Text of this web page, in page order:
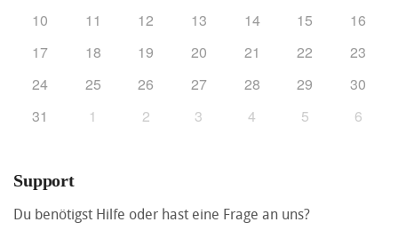
10
11 12 13 14 15
16
17
18 19 20 21 22
23
24
25 26 27 28 29
30
31
1 2 3 4 5 6
Support
Du benötigst Hilfe oder hast eine Frage an uns?